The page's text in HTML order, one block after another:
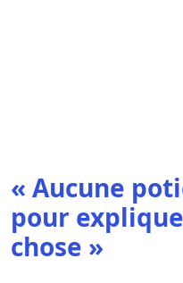
« Aucune
pour
chose »